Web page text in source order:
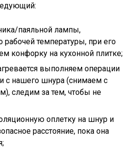
паяльной лампы,
рабочей температуры, при его
конфорку на кухонной плитке;
выполняем операции
с нашего шнура (снимаем с
следим за тем, чтобы не
оплетку на шнур и
расстояние, пока она